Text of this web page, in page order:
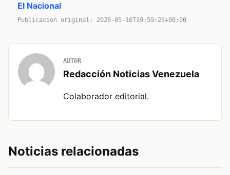
El Nacional
Publicacion original: 2026-05-16T19:59:23+00:00
AUTOR
Redacción Noticias Venezuela
Colaborador editorial.
Noticias relacionadas